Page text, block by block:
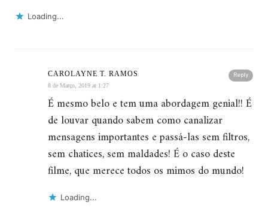
Loading...
Reply
CAROLAYNE T. RAMOS
8 de Março, 2019 at 1:27
É mesmo belo e tem uma abordagem genial!! É
de louvar quando sabem como canalizar
mensagens importantes e passá-las sem filtros,
sem chatices, sem maldades! É o caso deste
filme, que merece todos os mimos do mundo!
Loading...